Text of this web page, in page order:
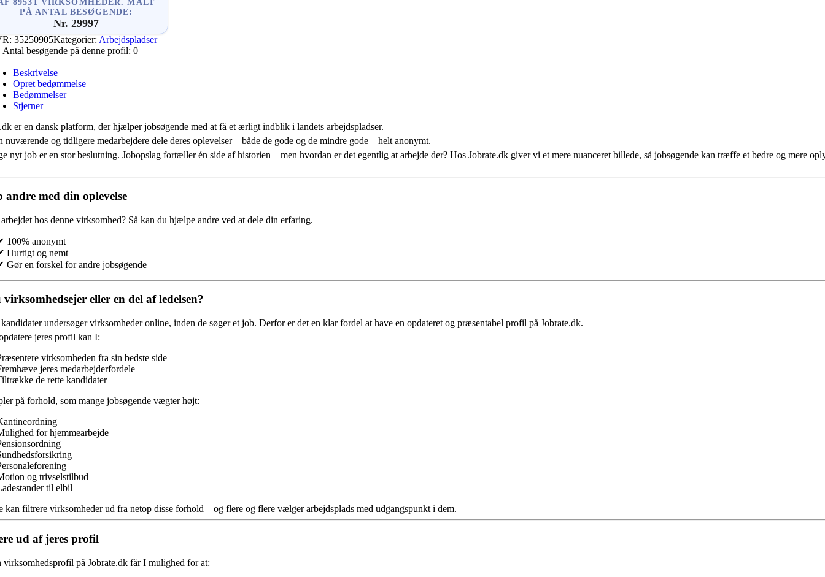
89531 VIRKSOMHEDER. MÅLT
PÅ ANTAL BESØGENDE:
Nr. 29997
35250905Kategorier: Arbejdspladser
Antal besøgende på denne profil: 0
Beskrivelse
Opret bedømmelse
Bedømmelser
Stjerner
er en dansk platform, der hjælper jobsøgende med at få et ærligt indblik i landets arbejdspladser.
nuværende og tidligere medarbejdere dele deres oplevelser – både de gode og de mindre gode – helt anonymt.
nyt job er en stor beslutning. Jobopslag fortæller én side af historien – men hvordan er det egentlig at arbejde der? Hos Jobrate.dk giver vi et mere nuanceret billede, så jobsøgende kan træffe et bedre og mere
med din oplevelse
hos denne virksomhed?Så kan du hjælpe andre ved at dele din erfaring.
100% anonymt
Hurtigt og nemt
Gør en forskel for andre jobsøgende
eller en del af ledelsen?
undersøger virksomheder online, inden de søger et job. Derfor er det en klar fordel at have en opdateret og præsentabel profil på Jobrate.dk.
jeres profil kan I:
virksomheden fra sin bedste side
jeres medarbejderfordele
de rette kandidater
på forhold, som mange jobsøgende vægter højt:
for hjemmearbejde
og trivselstilbud
til elbil
kan filtrere virksomheder ud fra netop disse forhold – og flere og flere vælger arbejdsplads med udgangspunkt i dem.
ud af jeres profil
virksomhedsprofil på Jobrate.dk får I mulighed for at: